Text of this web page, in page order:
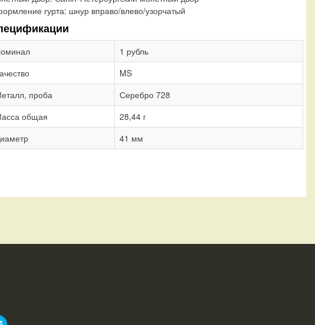
гурта: шнур вправо/влево/узорчатый
1 рубль
MS
проба
Серебро 728
общая
28,44 г
41 мм